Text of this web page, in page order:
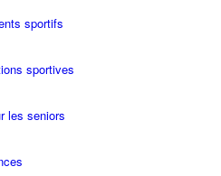
sportifs
sportives
les seniors